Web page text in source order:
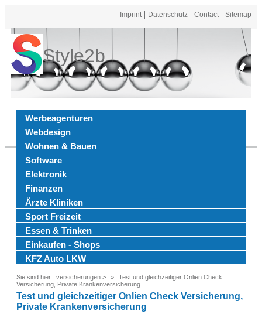
Imprint Datenschutz Contact Sitemap
Style2b
Werbeagenturen
Webdesign
Wohnen & Bauen
Software
Elektronik
Finanzen
Ärzte Kliniken
Sport Freizeit
Essen & Trinken
Einkaufen - Shops
KFZ Auto LKW
Sie sind hier : versicherungen >
Test und gleichzeitiger Onlien Check
Versicherung, Private Krankenversicherung
Test und gleichzeitiger Onlien Check Versicherung,
Private Krankenversicherung